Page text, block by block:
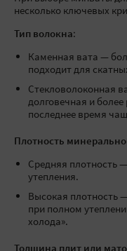
несколько ключевых
Тип волокна:
Каменная вата —
подходит для
Стекловолоконная
долговечная и
последнее время
Плотность
Средняя плотность
утепления.
Высокая плотность
при полном
холода».